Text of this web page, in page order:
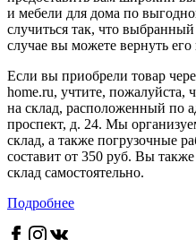
и мебели для дома по
случиться так, что
случае вы можете вернуть
Если вы приобрели товар
home.ru, учтите, пожалуйста,
на склад, расположенный по
проспект, д. 24. Мы
склад, а также погрузочные
составит от 350 руб. Вы
склад самостоятельно.
Подробнее